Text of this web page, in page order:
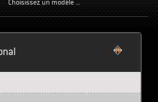
Choisissez un modèle ...